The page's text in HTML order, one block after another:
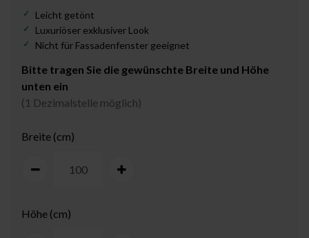
Leicht getönt
Luxuriöser exklusiver Look
Nicht für Fassadenfenster geeignet
Bitte tragen Sie die gewünschte Breite und Höhe
unten ein
(1 Dezimalstelle möglich)
Breite (cm)
Höhe (cm)